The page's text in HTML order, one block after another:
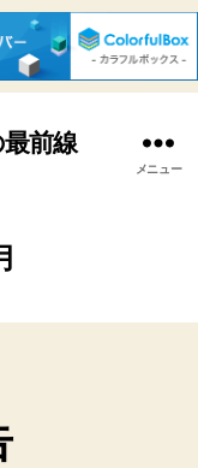
前線
メニュー